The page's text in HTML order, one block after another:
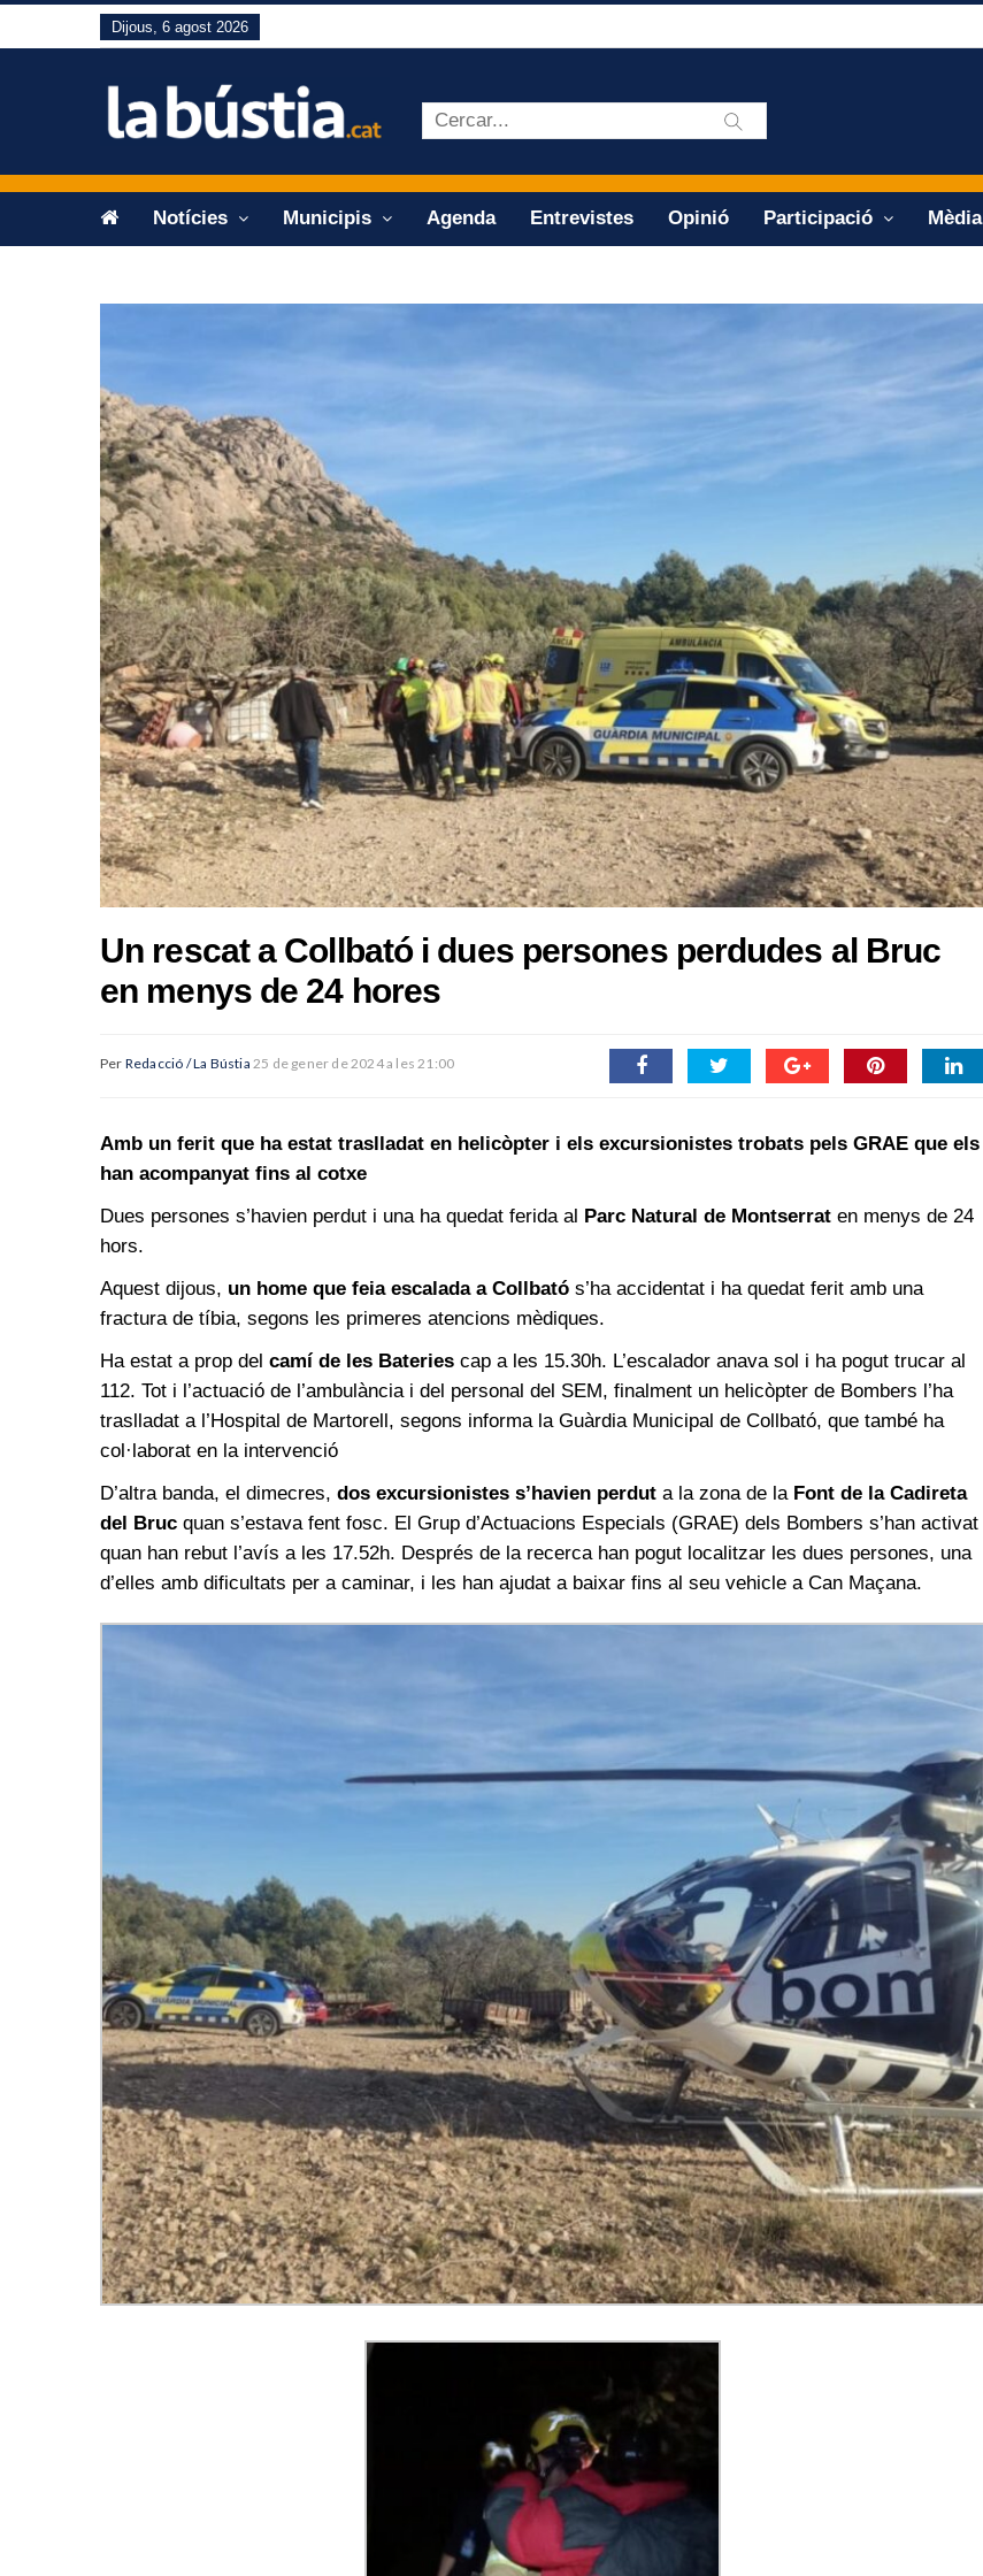
Dijous, 6 agost 2026
Notícies Municipis Agenda Entrevistes Opinió Participació Mèdia
Un rescat a Collbató i dues persones perdudes al Bruc
en menys de 24 hores
Per Redacció / La Bústia 25 de gener de 2024 a les 21:00
Amb un ferit que ha estat traslladat en helicòpter i els excursionistes trobats pels GRAE que els
han acompanyat fins al cotxe
Dues persones s’havien perdut i una ha quedat ferida al Parc Natural de Montserrat en menys de 24
hors.
Aquest dijous, un home que feia escalada a Collbató s’ha accidentat i ha quedat ferit amb una
fractura de tíbia, segons les primeres atencions mèdiques.
Ha estat a prop del camí de les Bateries cap a les 15.30h. L’escalador anava sol i ha pogut trucar al
112. Tot i l’actuació de l’ambulància i del personal del SEM, finalment un helicòpter de Bombers l’ha
traslladat a l’Hospital de Martorell, segons informa la Guàrdia Municipal de Collbató, que també ha
col·laborat en la intervenció
D’altra banda, el dimecres, dos excursionistes s’havien perdut a la zona de la Font de la Cadireta
del Bruc quan s’estava fent fosc. El Grup d’Actuacions Especials (GRAE) dels Bombers s’han activat
quan han rebut l’avís a les 17.52h. Després de la recerca han pogut localitzar les dues persones, una
d’elles amb dificultats per a caminar, i les han ajudat a baixar fins al seu vehicle a Can Maçana.